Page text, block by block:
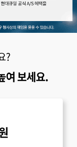
?
여 보세요.